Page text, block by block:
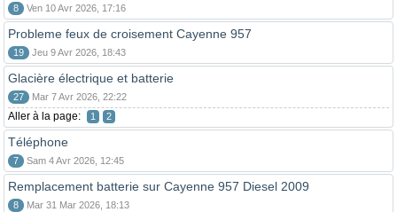
8 Ven 10 Avr 2026, 17:16
Probleme feux de croisement Cayenne 957
19 Jeu 9 Avr 2026, 18:43
Glacière électrique et batterie
27 Mar 7 Avr 2026, 22:22
Aller à la page: 1 2
Téléphone
7 Sam 4 Avr 2026, 12:45
Remplacement batterie sur Cayenne 957 Diesel 2009
8 Mar 31 Mar 2026, 18:13